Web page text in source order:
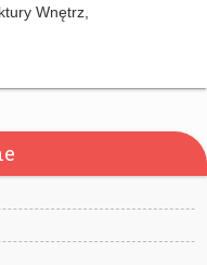
Wnętrz,